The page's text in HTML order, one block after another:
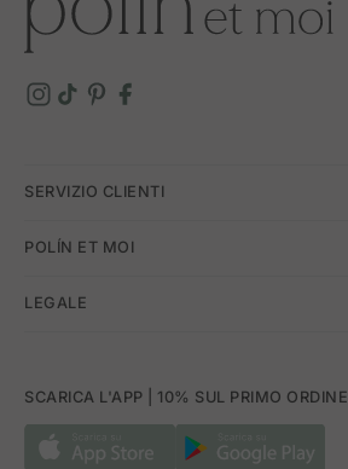
SERVIZIO CLIENTI
POLÍN ET MOI
LEGALE
SCARICA L'APP | 10% SUL PRIMO ORDINE